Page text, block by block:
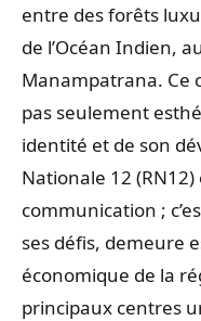
entre des forêts
de l’Océan Indien,
Manampatrana. Ce
pas seulement
identité et de son
Nationale 12 (RN12)
communication ;
ses défis, demeure
économique de la
principaux centres